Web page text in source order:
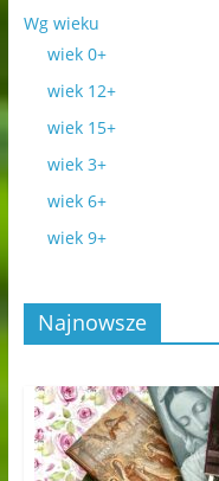
Wg wieku
wiek 0+
wiek 12+
wiek 15+
wiek 3+
wiek 6+
wiek 9+
Najnowsze